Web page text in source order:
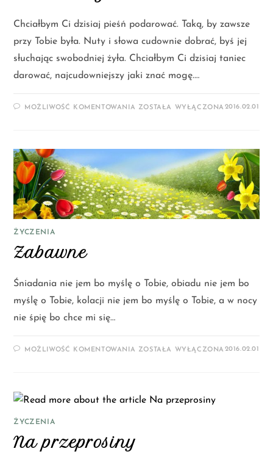
Chciałbym Ci dzisiaj pieśń podarować. Taką, by zawsze
przy Tobie była. Nuty i słowa cudownie dobrać, byś jej
słuchając swobodniej żyła. Chciałbym Ci dzisiaj taniec
darować, najcudowniejszy jaki znać mogę.…
MOŻLIWOŚĆ KOMENTOWANIA ZOSTAŁA WYŁĄCZONA 2016.02.01
ŻYCZENIA
Zabawne
Śniadania nie jem bo myślę o Tobie, obiadu nie jem bo
myślę o Tobie, kolacji nie jem bo myślę o Tobie, a w nocy
nie śpię bo chce mi się…
MOŻLIWOŚĆ KOMENTOWANIA ZOSTAŁA WYŁĄCZONA 2016.02.01
ŻYCZENIA
Na przeprosiny